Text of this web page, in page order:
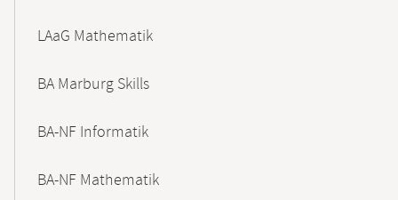
LAaG Mathematik
BA Marburg Skills
BA-NF Informatik
BA-NF Mathematik